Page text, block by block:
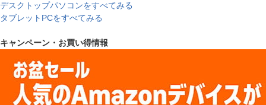
デスクトップパソコンをすべてみる
タブレットPCをすべてみる
キャンペーン・お買い得情報